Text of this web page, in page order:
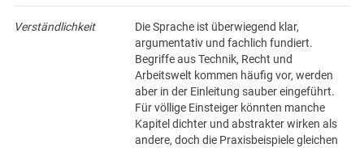
Verständlichkeit
Die Sprache ist überwiegend klar,
argumentativ und fachlich fundiert.
Begriffe aus Technik, Recht und
Arbeitswelt kommen häufig vor, werden
aber in der Einleitung sauber eingeführt.
Für völlige Einsteiger könnten manche
Kapitel dichter und abstrakter wirken als
andere, doch die Praxisbeispiele gleichen